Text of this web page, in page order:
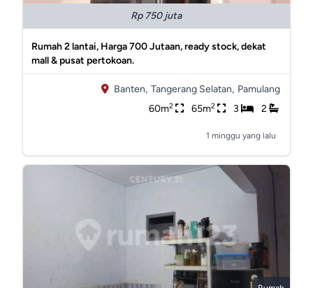
Rp 750 juta
Rumah 2 lantai, Harga 700 Jutaan, ready stock, dekat
mall & pusat pertokoan.
Banten, Tangerang Selatan, Pamulang
60m2 65m2 3 2
1 minggu yang lalu